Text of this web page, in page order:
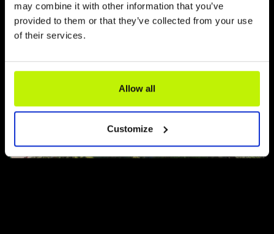
may combine it with other information that you’ve
provided to them or that they’ve collected from your use
of their services.
Allow all
Customize